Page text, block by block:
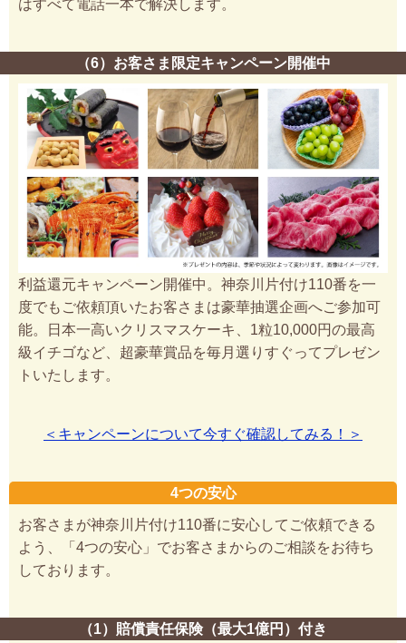
はすべて電話一本で解決します。
（6）お客さま限定キャンペーン開催中
利益還元キャンペーン開催中。神奈川片付け110番を一
度でもご依頼頂いたお客さまは豪華抽選企画へご参加可
能。日本一高いクリスマスケーキ、1粒10,000円の最高
級イチゴなど、超豪華賞品を毎月選りすぐってプレゼン
トいたします。
＜キャンペーンについて今すぐ確認してみる！＞
4つの安心
お客さまが神奈川片付け110番に安心してご依頼できる
よう、「4つの安心」でお客さまからのご相談をお待ち
しております。
（1）賠償責任保険（最大1億円）付き